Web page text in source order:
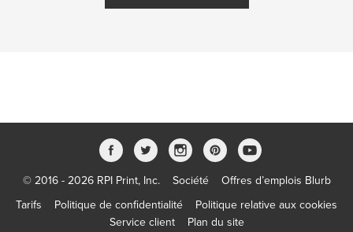
© 2016 - 2026 RPI Print, Inc. Société
Offres d’emplois Blurb
Tarifs
Politique de confidentialité
Politique relative aux cookies
Service client
Plan du site